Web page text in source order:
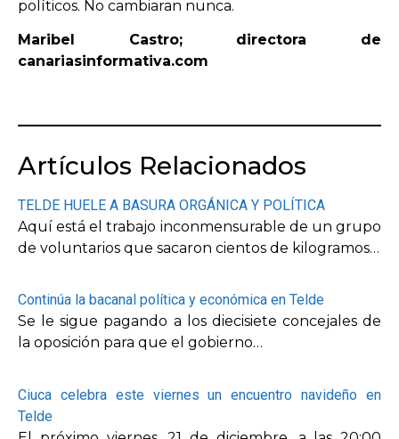
políticos. No cambiaran nunca.
Maribel Castro; directora de
canariasinformativa.com
Artículos Relacionados
TELDE HUELE A BASURA ORGÁNICA Y POLÍTICA
Aquí está el trabajo inconmensurable de un grupo
de voluntarios que sacaron cientos de kilogramos…
Continúa la bacanal política y económica en Telde
Se le sigue pagando a los diecisiete concejales de
la oposición para que el gobierno…
Ciuca celebra este viernes un encuentro navideño en
Telde